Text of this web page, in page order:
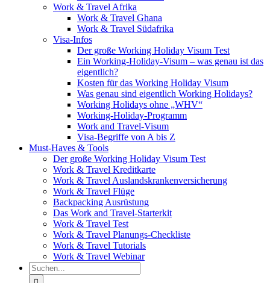
Work & Travel Afrika
Work & Travel Ghana
Work & Travel Südafrika
Visa-Infos
Der große Working Holiday Visum Test
Ein Working-Holiday-Visum – was genau ist das
eigentlich?
Kosten für das Working Holiday Visum
Was genau sind eigentlich Working Holidays?
Working Holidays ohne „WHV“
Working-Holiday-Programm
Work and Travel-Visum
Visa-Begriffe von A bis Z
Must-Haves & Tools
Der große Working Holiday Visum Test
Work & Travel Kreditkarte
Work & Travel Auslandskrankenversicherung
Work & Travel Flüge
Backpacking Ausrüstung
Das Work and Travel-Starterkit
Work & Travel Test
Work & Travel Planungs-Checkliste
Work & Travel Tutorials
Work & Travel Webinar
Suche
nach: